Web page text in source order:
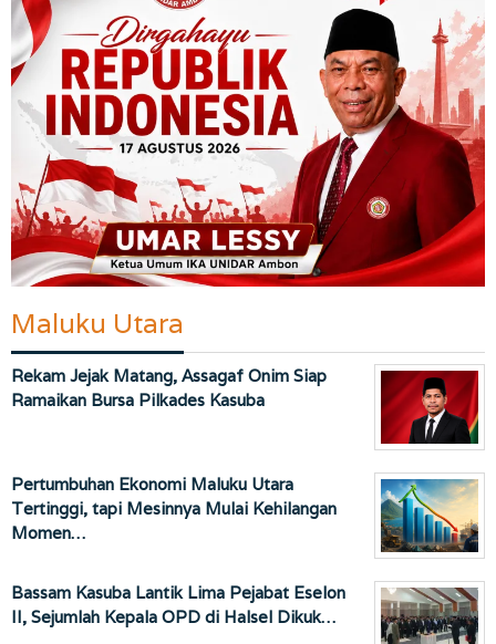
Maluku Utara
Rekam Jejak Matang, Assagaf Onim Siap
Ramaikan Bursa Pilkades Kasuba
Pertumbuhan Ekonomi Maluku Utara
Tertinggi, tapi Mesinnya Mulai Kehilangan
Momen…
Bassam Kasuba Lantik Lima Pejabat Eselon
II, Sejumlah Kepala OPD di Halsel Dikuk…